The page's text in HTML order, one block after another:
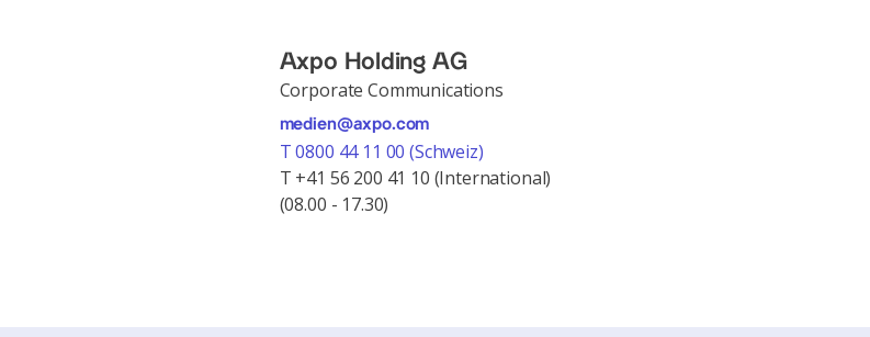
Axpo Holding AG
Corporate Communications
medien@axpo.com
T 0800 44 11 00 (Schweiz)
T +41 56 200 41 10 (International)
(08.00 - 17.30)